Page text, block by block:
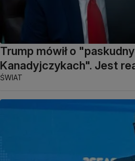
Trump mówił o
Kanadyjczykach". Jest
ŚWIAT